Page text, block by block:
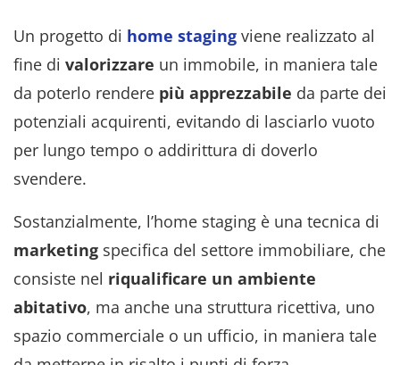
Un progetto di home staging viene realizzato al
fine di valorizzare un immobile, in maniera tale
da poterlo rendere più apprezzabile da parte dei
potenziali acquirenti, evitando di lasciarlo vuoto
per lungo tempo o addirittura di doverlo
svendere.
Sostanzialmente, l’home staging è una tecnica di
marketing specifica del settore immobiliare, che
consiste nel riqualificare un ambiente
abitativo, ma anche una struttura ricettiva, uno
spazio commerciale o un ufficio, in maniera tale